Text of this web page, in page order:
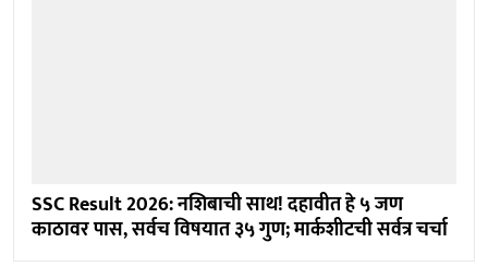
SSC Result 2026: नशिबाची साथ! दहावीत हे ५ जण
काठावर पास, सर्वच विषयात ३५ गुण; मार्कशीटची सर्वत्र चर्चा